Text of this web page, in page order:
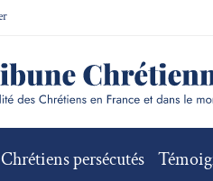
Chrétiens persécutés